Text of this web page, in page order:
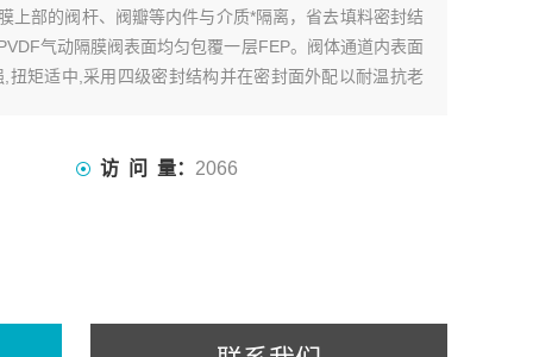
上部的阀杆、阀瓣等内件与介质*隔离，省去填料密封结
气动隔膜阀表面均匀包覆一层FEP。阀体通道内表面
扭矩适中,采用四级密封结构并在密封面外配以耐温抗老
访 问 量： 2066